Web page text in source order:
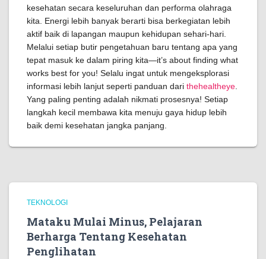
kesehatan secara keseluruhan dan performa olahraga
kita. Energi lebih banyak berarti bisa berkegiatan lebih
aktif baik di lapangan maupun kehidupan sehari-hari.
Melalui setiap butir pengetahuan baru tentang apa yang
tepat masuk ke dalam piring kita—it’s about finding what
works best for you! Selalu ingat untuk mengeksplorasi
informasi lebih lanjut seperti panduan dari thehealtheye
Yang paling penting adalah nikmati prosesnya! Setiap
langkah kecil membawa kita menuju gaya hidup lebih
baik demi kesehatan jangka panjang.
TEKNOLOGI
Mataku Mulai Minus, Pelajaran
Berharga Tentang Kesehatan
Penglihatan